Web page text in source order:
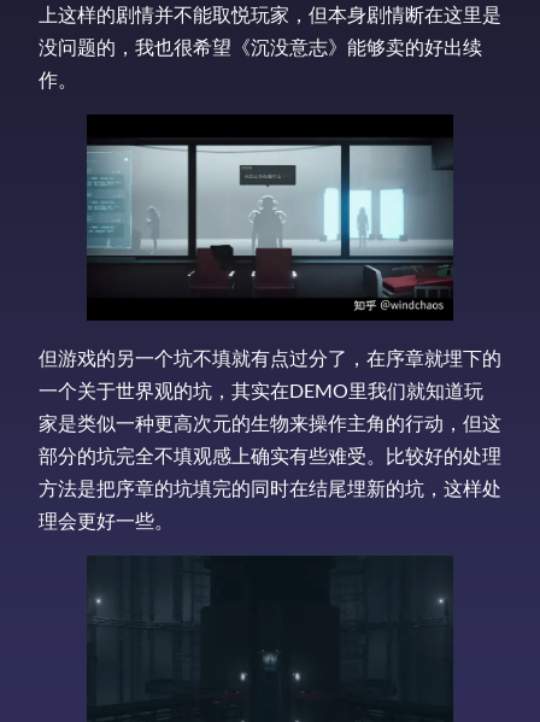
上这样的剧情并不能取悦玩家，但本身剧情断在这里是
没问题的，我也很希望《沉没意志》能够卖的好出续
作。
但游戏的另一个坑不填就有点过分了，在序章就埋下的
一个关于世界观的坑，其实在DEMO里我们就知道玩
家是类似一种更高次元的生物来操作主角的行动，但这
部分的坑完全不填观感上确实有些难受。比较好的处理
方法是把序章的坑填完的同时在结尾埋新的坑，这样处
理会更好一些。